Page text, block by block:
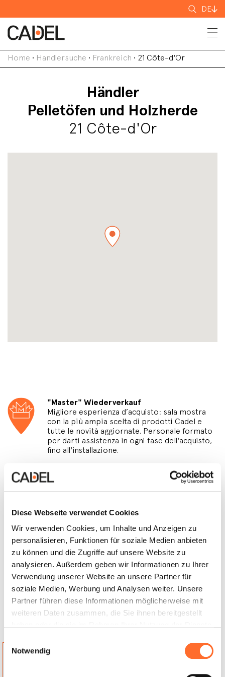
Diese Webseite verwendet Cookies
Wir verwenden Cookies, um Inhalte und Anzeigen zu
personalisieren, Funktionen für soziale Medien anbieten
zu können und die Zugriffe auf unsere Website zu
analysieren. Außerdem geben wir Informationen zu Ihrer
Verwendung unserer Website an unsere Partner für
soziale Medien, Werbung und Analysen weiter. Unsere
Partner führen diese Informationen möglicherweise mit
weiteren Daten zusammen, die Sie ihnen bereitgestellt
Einwilligungsauswahl
Notwendig
Suchen
nach
DE
Home • Handlersuche • Frankreich • 21 Côte-d'Or
Händler
Pelletöfen und Holzherde
21 Côte-d'Or
"Master" Wiederverkauf
Migliore esperienza d’acquisto: sala mostra
con la più ampia scelta di prodotti Cadel e
tutte le novità aggiornate. Personale formato
per darti assistenza in ogni fase dell'acquisto,
fino all'installazione.
Cadel autorisierter Weiterverkauf
Offre un'accurata selezione dei prodotti Cadel
soluzione più adatta alle tue esigenze.
Punto Vendita
Una selezione dei principali prodotti Cadel e
personale pronto a darti informazioni.
POELE ET FLAMME